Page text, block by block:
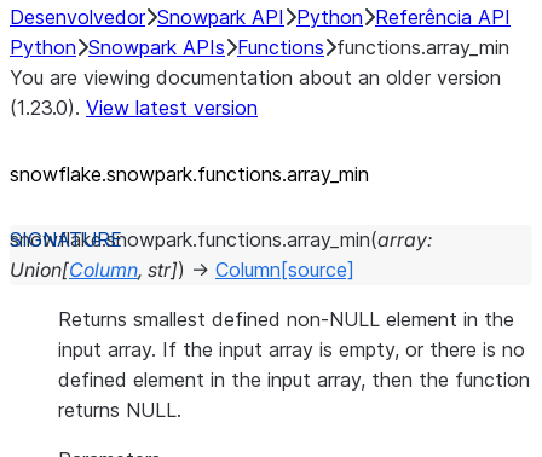
Desenvolvedor Snowpark API Python Referência API
Python Snowpark APIs Functions functions.array_min
You are viewing documentation about an older version
(1.23.0). View latest version
snowflake.snowpark.functions.array_ min
snowflake.snowpark.functions.array_min(array:
Union[Column, str]) → Column [source]
Returns smallest defined non-NULL element in the
input array. If the input array is empty, or there is no
defined element in the input array, then the function
returns NULL.